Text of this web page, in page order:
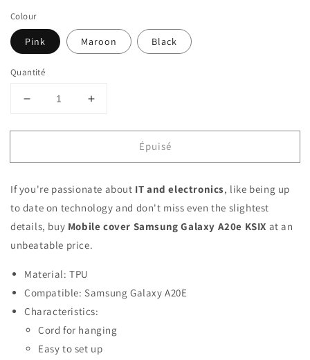
Colour
Pink Maroon Black
Quantité
Réduire
quantité
Mobile
Samsung
Galaxy
A20e
KSIX
Augmenter
quantité
Mobile
Samsung
Galaxy
A20e
KSIX
Épuisé
If you're passionate about IT and electronics, like being up
to date on technology and don't miss even the slightest
details, buy Mobile cover Samsung Galaxy A20e KSIX at an
unbeatable price.
Material: TPU
Compatible: Samsung Galaxy A20E
Characteristics:
Cord for hanging
Easy to set up